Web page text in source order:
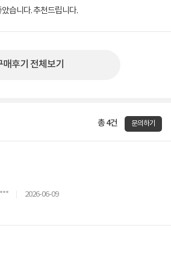
습니다. 추천드립니다.
매후기 전체보기
총 4건 문의하기
2026-06-09